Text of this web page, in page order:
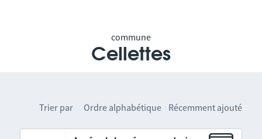
commune
Cellettes
Trier par Ordre alphabétique Récemment ajouté